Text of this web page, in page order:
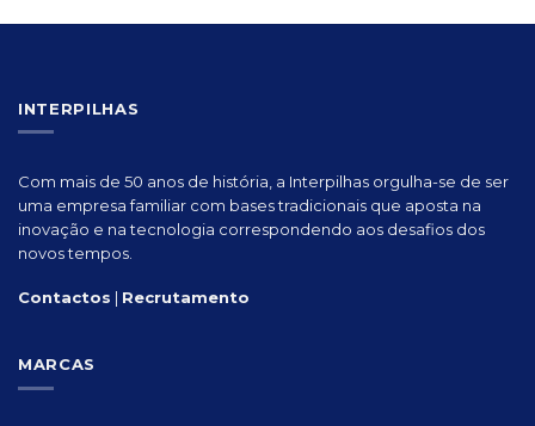
INTERPILHAS
Com mais de 50 anos de história, a Interpilhas orgulha-se de ser
uma empresa familiar com bases tradicionais que aposta na
inovação e na tecnologia correspondendo aos desafios dos
novos tempos.
Contactos | Recrutamento
MARCAS